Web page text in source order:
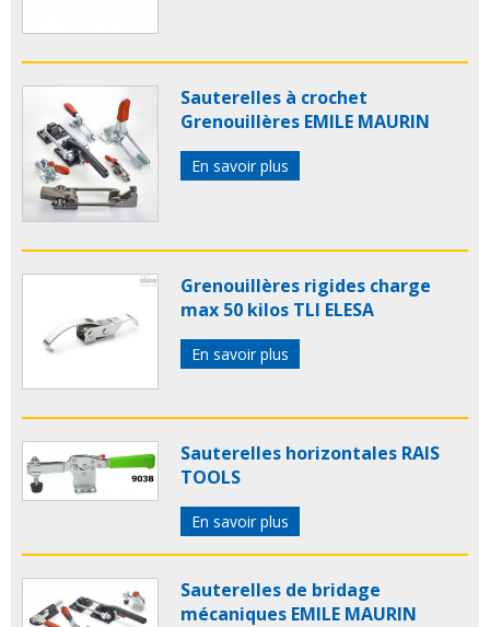
Sauterelles à crochet
Grenouillères EMILE MAURIN
En savoir plus
Grenouillères rigides charge
max 50 kilos TLI ELESA
En savoir plus
Sauterelles horizontales RAIS
TOOLS
En savoir plus
Sauterelles de bridage
mécaniques EMILE MAURIN